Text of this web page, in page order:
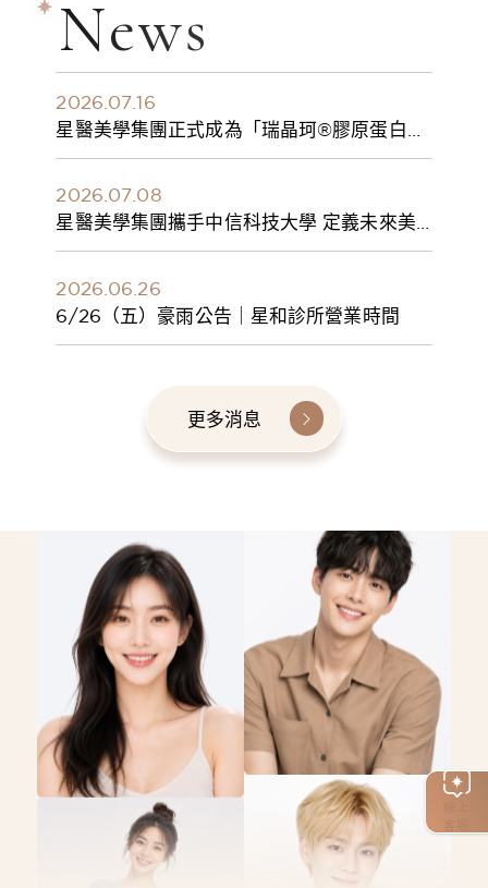
客服
News
2026.07.16
星醫美學集團正式成為「瑞晶珂®膠原蛋白植
入劑」台灣獨家總代理
2026.07.08
星醫美學集團攜手中信科技大學 定義未來美
學人才新標準 建構健康美學產學共育模式 串
2026.06.26
6/26（五）豪雨公告｜星和診所營業時間
更多消息